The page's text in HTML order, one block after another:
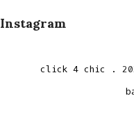
Instagram
click 4 chic .